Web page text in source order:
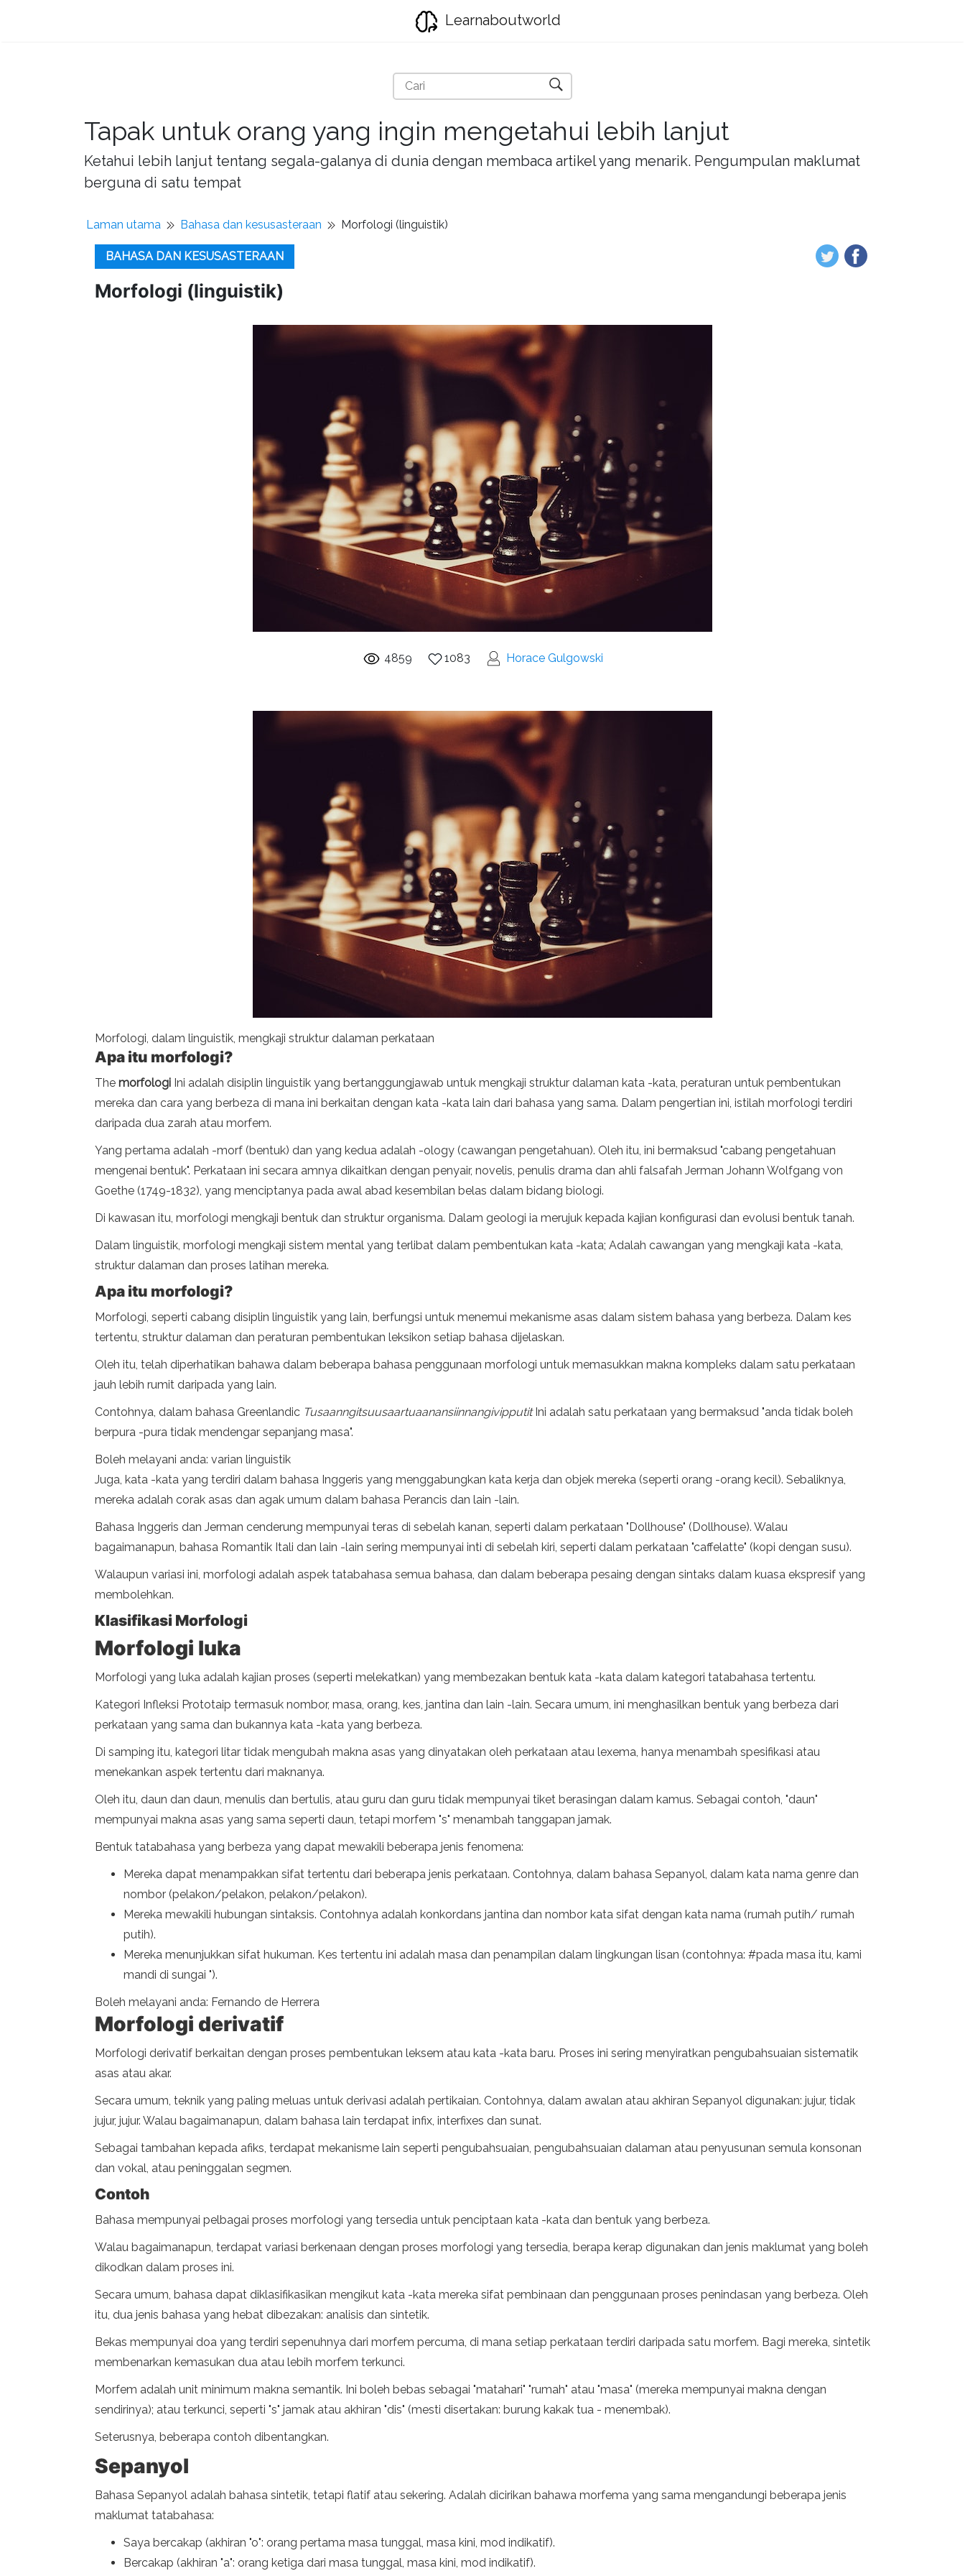
Learnaboutworld
Tapak untuk orang yang ingin mengetahui lebih lanjut
Ketahui lebih lanjut tentang segala-galanya di dunia dengan membaca artikel yang menarik. Pengumpulan maklumat
berguna di satu tempat
Laman utama Bahasa dan kesusasteraan Morfologi (linguistik)
BAHASA DAN KESUSASTERAAN
Morfologi (linguistik)
4859 1083 Horace Gulgowski
Morfologi, dalam linguistik, mengkaji struktur dalaman perkataan
Apa itu morfologi?
The morfologi Ini adalah disiplin linguistik yang bertanggungjawab untuk mengkaji struktur dalaman kata -kata, peraturan untuk pembentukan
mereka dan cara yang berbeza di mana ini berkaitan dengan kata -kata lain dari bahasa yang sama. Dalam pengertian ini, istilah morfologi terdiri
daripada dua zarah atau morfem.
Yang pertama adalah -morf (bentuk) dan yang kedua adalah -ology (cawangan pengetahuan). Oleh itu, ini bermaksud "cabang pengetahuan
mengenai bentuk". Perkataan ini secara amnya dikaitkan dengan penyair, novelis, penulis drama dan ahli falsafah Jerman Johann Wolfgang von
Goethe (1749-1832), yang menciptanya pada awal abad kesembilan belas dalam bidang biologi.
Di kawasan itu, morfologi mengkaji bentuk dan struktur organisma. Dalam geologi ia merujuk kepada kajian konfigurasi dan evolusi bentuk tanah.
Dalam linguistik, morfologi mengkaji sistem mental yang terlibat dalam pembentukan kata -kata; Adalah cawangan yang mengkaji kata -kata,
struktur dalaman dan proses latihan mereka.
Apa itu morfologi?
Morfologi, seperti cabang disiplin linguistik yang lain, berfungsi untuk menemui mekanisme asas dalam sistem bahasa yang berbeza. Dalam kes
tertentu, struktur dalaman dan peraturan pembentukan leksikon setiap bahasa dijelaskan.
Oleh itu, telah diperhatikan bahawa dalam beberapa bahasa penggunaan morfologi untuk memasukkan makna kompleks dalam satu perkataan
jauh lebih rumit daripada yang lain.
Contohnya, dalam bahasa Greenlandic TusaanngitsuusaartuaanansiinnangivipputitIni adalah satu perkataan yang bermaksud "anda tidak boleh
berpura -pura tidak mendengar sepanjang masa".
Boleh melayani anda: varian linguistik
Juga, kata -kata yang terdiri dalam bahasa Inggeris yang menggabungkan kata kerja dan objek mereka (seperti orang -orang kecil). Sebaliknya,
mereka adalah corak asas dan agak umum dalam bahasa Perancis dan lain -lain.
Bahasa Inggeris dan Jerman cenderung mempunyai teras di sebelah kanan, seperti dalam perkataan "Dollhouse" (Dollhouse). Walau
bagaimanapun, bahasa Romantik Itali dan lain -lain sering mempunyai inti di sebelah kiri, seperti dalam perkataan "caffelatte" (kopi dengan susu).
Walaupun variasi ini, morfologi adalah aspek tatabahasa semua bahasa, dan dalam beberapa pesaing dengan sintaks dalam kuasa ekspresif yang
membolehkan.
Klasifikasi Morfologi
Morfologi luka
Morfologi yang luka adalah kajian proses (seperti melekatkan) yang membezakan bentuk kata -kata dalam kategori tatabahasa tertentu.
Kategori Infleksi Prototaip termasuk nombor, masa, orang, kes, jantina dan lain -lain. Secara umum, ini menghasilkan bentuk yang berbeza dari
perkataan yang sama dan bukannya kata -kata yang berbeza.
Di samping itu, kategori litar tidak mengubah makna asas yang dinyatakan oleh perkataan atau lexema, hanya menambah spesifikasi atau
menekankan aspek tertentu dari maknanya.
Oleh itu, daun dan daun, menulis dan bertulis, atau guru dan guru tidak mempunyai tiket berasingan dalam kamus. Sebagai contoh, "daun"
mempunyai makna asas yang sama seperti daun, tetapi morfem "s" menambah tanggapan jamak.
Bentuk tatabahasa yang berbeza yang dapat mewakili beberapa jenis fenomena:
Mereka dapat menampakkan sifat tertentu dari beberapa jenis perkataan. Contohnya, dalam bahasa Sepanyol, dalam kata nama genre dan
nombor (pelakon/pelakon, pelakon/pelakon).
Mereka mewakili hubungan sintaksis. Contohnya adalah konkordans jantina dan nombor kata sifat dengan kata nama (rumah putih/ rumah
putih).
Mereka menunjukkan sifat hukuman. Kes tertentu ini adalah masa dan penampilan dalam lingkungan lisan (contohnya: #pada masa itu, kami
mandi di sungai ").
Boleh melayani anda: Fernando de Herrera
Morfologi derivatif
Morfologi derivatif berkaitan dengan proses pembentukan leksem atau kata -kata baru. Proses ini sering menyiratkan pengubahsuaian sistematik
asas atau akar.
Secara umum, teknik yang paling meluas untuk derivasi adalah pertikaian. Contohnya, dalam awalan atau akhiran Sepanyol digunakan: jujur, tidak
jujur, jujur. Walau bagaimanapun, dalam bahasa lain terdapat infix, interfixes dan sunat.
Sebagai tambahan kepada afiks, terdapat mekanisme lain seperti pengubahsuaian, pengubahsuaian dalaman atau penyusunan semula konsonan
dan vokal, atau peninggalan segmen.
Contoh
Bahasa mempunyai pelbagai proses morfologi yang tersedia untuk penciptaan kata -kata dan bentuk yang berbeza.
Walau bagaimanapun, terdapat variasi berkenaan dengan proses morfologi yang tersedia, berapa kerap digunakan dan jenis maklumat yang boleh
dikodkan dalam proses ini.
Secara umum, bahasa dapat diklasifikasikan mengikut kata -kata mereka sifat pembinaan dan penggunaan proses penindasan yang berbeza. Oleh
itu, dua jenis bahasa yang hebat dibezakan: analisis dan sintetik.
Bekas mempunyai doa yang terdiri sepenuhnya dari morfem percuma, di mana setiap perkataan terdiri daripada satu morfem. Bagi mereka, sintetik
membenarkan kemasukan dua atau lebih morfem terkunci.
Morfem adalah unit minimum makna semantik. Ini boleh bebas sebagai "matahari" "rumah" atau "masa" (mereka mempunyai makna dengan
sendirinya); atau terkunci, seperti "s" jamak atau akhiran "dis" (mesti disertakan: burung kakak tua - menembak).
Seterusnya, beberapa contoh dibentangkan.
Sepanyol
Bahasa Sepanyol adalah bahasa sintetik, tetapi flatif atau sekering. Adalah dicirikan bahawa morfema yang sama mengandungi beberapa jenis
maklumat tatabahasa:
Saya bercakap (akhiran "o": orang pertama masa tunggal, masa kini, mod indikatif).
Bercakap (akhiran "a": orang ketiga dari masa tunggal, masa kini, mod indikatif).